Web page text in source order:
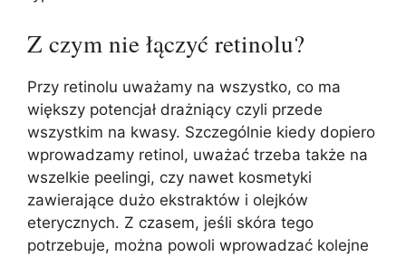
Z czym nie łączyć retinolu?
Przy retinolu uważamy na wszystko, co ma
większy potencjał drażniący czyli przede
wszystkim na kwasy. Szczególnie kiedy dopiero
wprowadzamy retinol, uważać trzeba także na
wszelkie peelingi, czy nawet kosmetyki
zawierające dużo ekstraktów i olejków
eterycznych. Z czasem, jeśli skóra tego
potrzebuje, można powoli wprowadzać kolejne